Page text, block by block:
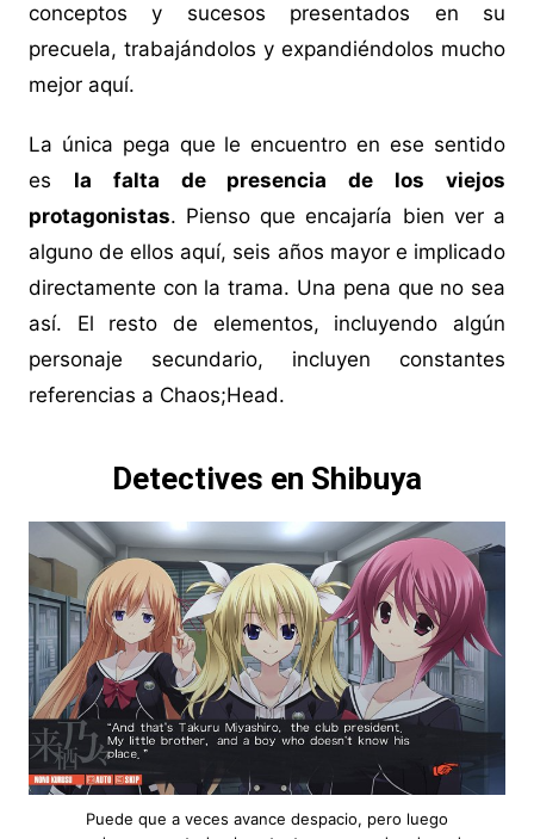
conceptos y sucesos presentados en su
precuela, trabajándolos y expandiéndolos mucho
mejor aquí.
La única pega que le encuentro en ese sentido
es la falta de presencia de los viejos
protagonistas. Pienso que encajaría bien ver a
alguno de ellos aquí, seis años mayor e implicado
directamente con la trama. Una pena que no sea
así. El resto de elementos, incluyendo algún
personaje secundario, incluyen constantes
referencias a Chaos;Head.
Detectives en Shibuya
Puede que a veces avance despacio, pero luego